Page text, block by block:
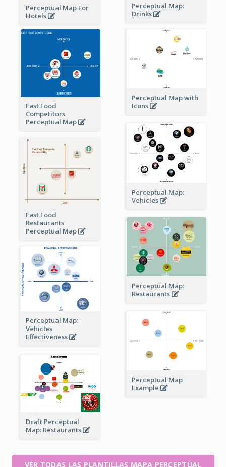
Perceptual Map For
Hotels
Perceptual Map:
Drinks
Fast Food
Competitors
Perceptual Map
Perceptual Map with
Icons
Perceptual Map:
Vehicles
Fast Food
Restaurants
Perceptual Map
Perceptual Map:
Restaurants
Perceptual Map:
Vehicles
Effectiveness
Perceptual Map
Example
Draft Perceptual
Map: Restaurants
VER TODAS LAS PLANTILLAS MAPA PERCEPTUAL